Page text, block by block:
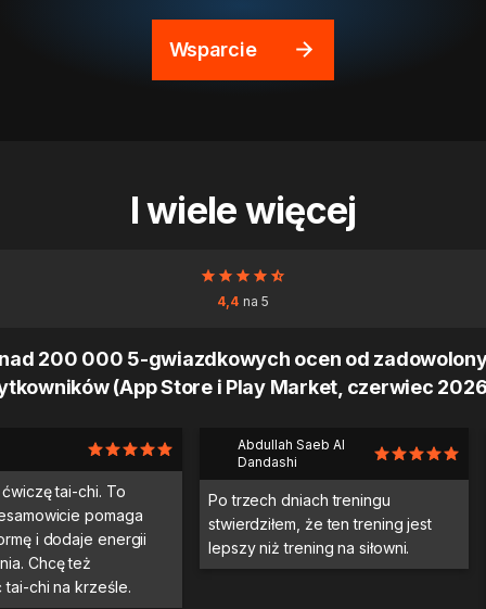
Wsparcie
I wiele więcej
4,4 na 5
200 000 5-gwiazdkowych ocen od
(App Store i Play Market, czerwiec
tai-chi. To
pomaga
i dodaje energii
Chcę też
chi na krześle.
Abdullah Saeb Al
Dandashi
Po trzech dniach treningu
stwierdziłem, że ten trening jest
lepszy niż trening na siłowni.